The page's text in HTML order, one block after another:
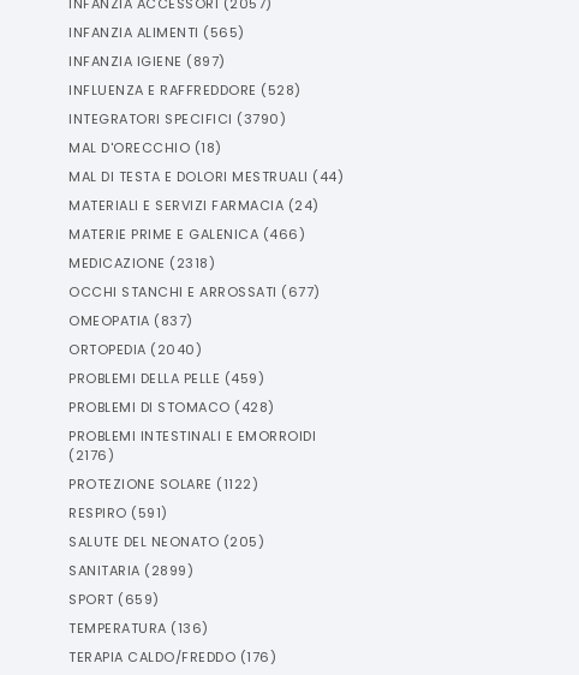
INFANZIA ALIMENTI (565)
INFANZIA IGIENE (897)
INFLUENZA E RAFFREDDORE (528)
INTEGRATORI SPECIFICI (3790)
MAL D'ORECCHIO (18)
MAL DI TESTA E DOLORI MESTRUALI (44)
MATERIALI E SERVIZI FARMACIA (24)
MATERIE PRIME E GALENICA (466)
MEDICAZIONE (2318)
OCCHI STANCHI E ARROSSATI (677)
OMEOPATIA (837)
ORTOPEDIA (2040)
PROBLEMI DELLA PELLE (459)
PROBLEMI DI STOMACO (428)
PROBLEMI INTESTINALI E EMORROIDI
(2176)
PROTEZIONE SOLARE (1122)
RESPIRO (591)
SALUTE DEL NEONATO (205)
SANITARIA (2899)
SPORT (659)
TEMPERATURA (136)
TERAPIA CALDO/FREDDO (176)